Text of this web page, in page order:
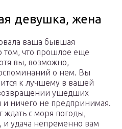
девушка, жена
ваша бывшая
том, что прошлое еще
вы, возможно,
о нем. Вы
к лучшему в вашей
ушедших
и ничего не предпринимая.
ждать с моря погоды,
и удача непременно вам